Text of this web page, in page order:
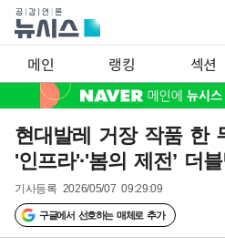
메인 랭킹 섹션
현대발레 거장 작품 한
'인프라'·'봄의 제전’ 더
기사등록 2026/05/07 09:29:09
구글에서 선호하는 매체로 추가